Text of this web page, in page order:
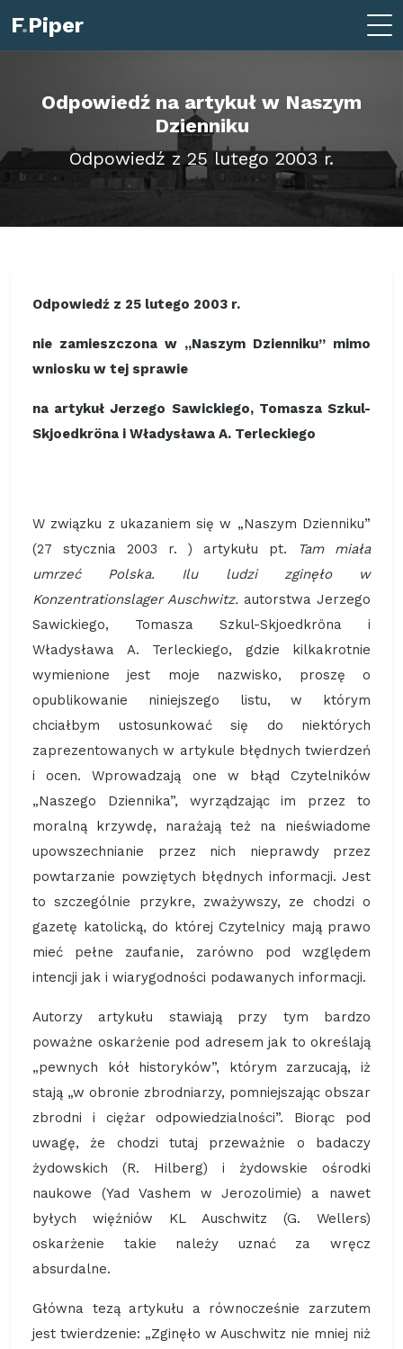
F.Piper
Odpowiedź na artykuł w Naszym
Dzienniku
Odpowiedź z 25 lutego 2003 r.
Odpowiedź z 25 lutego 2003 r.
nie zamieszczona w „Naszym Dzienniku” mimo
wniosku w tej sprawie
na artykuł Jerzego Sawickiego, Tomasza Szkul-
Skjoedkröna i Władysława A. Terleckiego
W związku z ukazaniem się w „Naszym Dzienniku”
(27 stycznia 2003 r. ) artykułu pt.
Tam miała
umrzeć Polska. Ilu ludzi zginęło w
Konzentrationslager Auschwitz. autorstwa Jerzego
Sawickiego, Tomasza Szkul-Skjoedkröna i
Władysława A. Terleckiego, gdzie kilkakrotnie
wymienione jest moje nazwisko, proszę o
opublikowanie niniejszego listu, w którym
chciałbym ustosunkować się do niektórych
zaprezentowanych w artykule błędnych twierdzeń
i ocen. Wprowadzają one w błąd Czytelników
„Naszego Dziennika”, wyrządzając im przez to
moralną krzywdę, narażają też na nieświadome
upowszechnianie przez nich nieprawdy przez
powtarzanie powziętych błędnych informacji. Jest
to szczególnie przykre, zważywszy, ze chodzi o
gazetę katolicką, do której Czytelnicy mają prawo
mieć pełne zaufanie, zarówno pod względem
intencji jak i wiarygodności podawanych informacji.
Autorzy artykułu stawiają przy tym bardzo
poważne oskarżenie pod adresem jak to określają
„pewnych kół historyków”, którym zarzucają, iż
stają „w obronie zbrodniarzy, pomniejszając obszar
zbrodni i ciężar odpowiedzialności”. Biorąc pod
uwagę, że chodzi tutaj przeważnie o badaczy
żydowskich (R. Hilberg) i żydowskie ośrodki
naukowe (Yad Vashem w Jerozolimie) a nawet
byłych więźniów KL Auschwitz (G. Wellers)
oskarżenie takie należy uznać za wręcz
absurdalne.
Główna tezą artykułu a równocześnie zarzutem
jest twierdzenie: „Zginęło w Auschwitz nie mniej niż